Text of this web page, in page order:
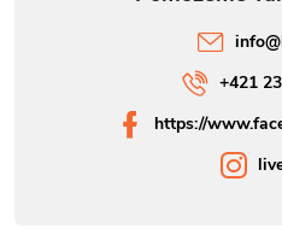
info@
+421
https://